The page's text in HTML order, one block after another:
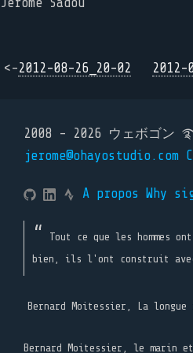
<-2012-08-26_20-02 2012-
2008 - 2026 ウェボゴン
jerome@ohayostudio.com
A propos Why
Tout ce que les hommes
bien, ils l'ont construit
Bernard Moitessier, La longue
Bernard Moitessier, le marin